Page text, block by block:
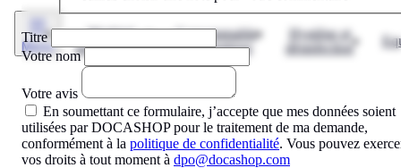
Menu
Matériel
informatique
Consommable
informatique
Hygiène et
désinfection
Titre
Votre nom
Votre avis
En soumettant ce formulaire, j’accepte que mes données soient
utilisées par DOCASHOP pour le traitement de ma demande,
conformément à la politique de confidentialité. Vous pouvez
vos droits à tout moment à dpo@docashop.com